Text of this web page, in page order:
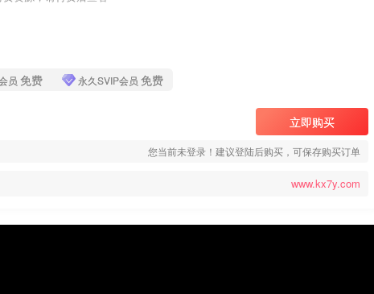
员 免费 永久SVIP会员 免费
立即购买
您当前未登录！建议登陆后购买，可保存购买订单
www.kx7y.com